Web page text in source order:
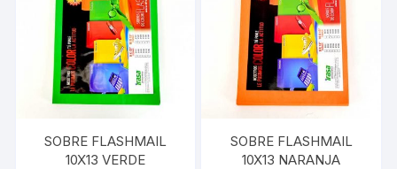
SOBRE FLASHMAIL
10X13 VERDE
SOBRE FLASHMAIL
10X13 NARANJA